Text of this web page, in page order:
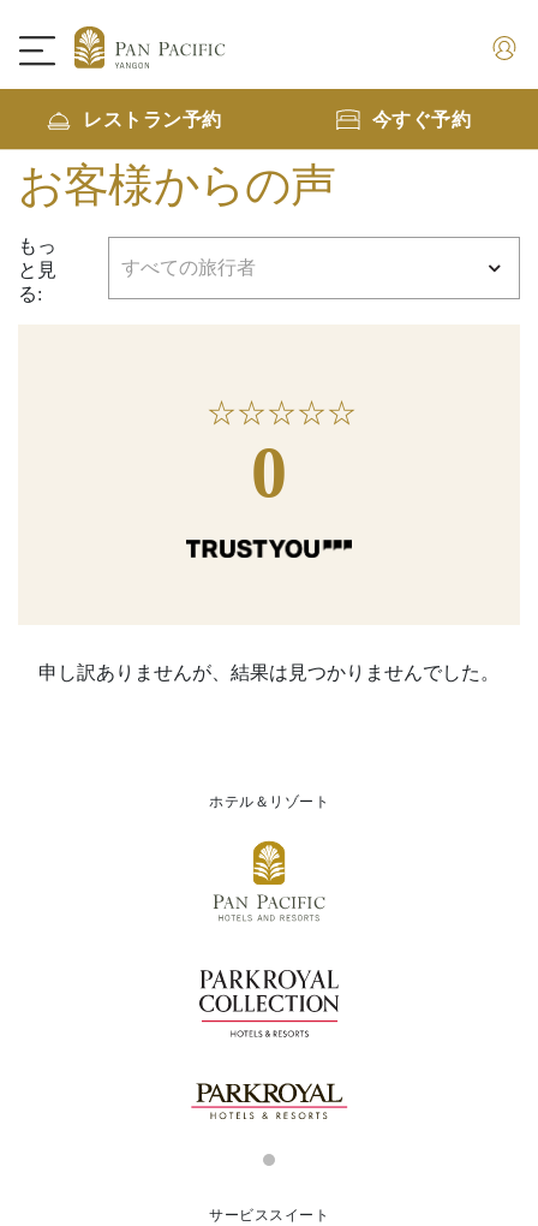
レストラン予約 今すぐ予約
お客様からの声
もっ
と見
る:
申し訳ありませんが、結果は見つかりませんでした。
★★★★★
☆☆☆☆☆
0
ホテル＆リゾート
サービススイート